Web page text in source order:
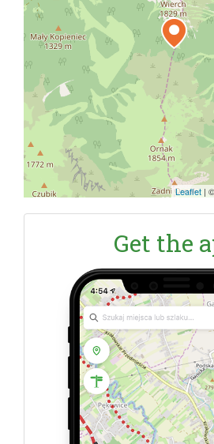
Leaflet | ©
Get the